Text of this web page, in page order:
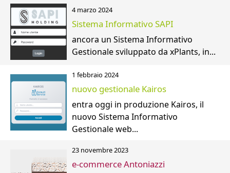
4 marzo 2024
Sistema Informativo SAPI
ancora un Sistema Informativo
Gestionale sviluppato da xPlants, in...
1 febbraio 2024
nuovo gestionale Kairos
entra oggi in produzione Kairos, il
nuovo Sistema Informativo
Gestionale web...
23 novembre 2023
e-commerce Antoniazzi